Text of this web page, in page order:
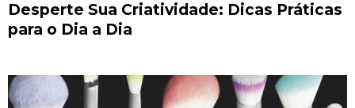
Desperte Sua Criatividade: Dicas Práticas
para o Dia a Dia